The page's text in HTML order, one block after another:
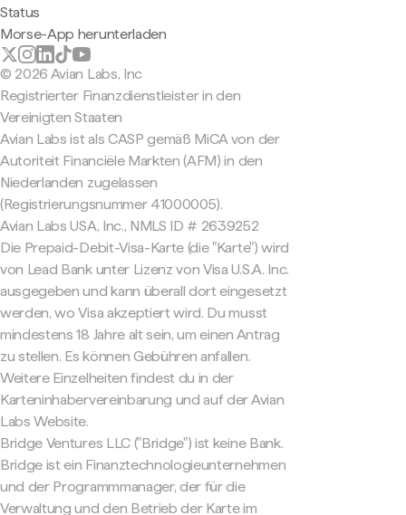
Status
Morse-App herunterladen
© 2026 Avian Labs, Inc
Registrierter Finanzdienstleister in den
Vereinigten Staaten
Avian Labs ist als CASP gemäß MiCA von der
Autoriteit Financiële Markten (AFM) in den
Niederlanden zugelassen
(Registrierungsnummer 41000005).
Avian Labs USA, Inc., NMLS ID # 2639252
Die Prepaid-Debit-Visa-Karte (die "Karte") wird
von Lead Bank unter Lizenz von Visa U.S.A. Inc.
ausgegeben und kann überall dort eingesetzt
werden, wo Visa akzeptiert wird. Du musst
mindestens 18 Jahre alt sein, um einen Antrag
zu stellen. Es können Gebühren anfallen.
Weitere Einzelheiten findest du in der
Karteninhabervereinbarung und auf der Avian
Labs Website.
Bridge Ventures LLC ("Bridge") ist keine Bank.
Bridge ist ein Finanztechnologieunternehmen
und der Programmmanager, der für die
Verwaltung und den Betrieb der Karte im